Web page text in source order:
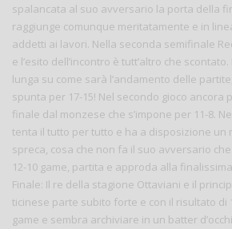
spalancata al suo avversario la porta della
raggiunge comunque meritatamente e in
addetti ai lavori. Nella seconda semifinale
e l’esito dell’incontro è tutt’altro che
lunga su come sarà l’andamento delle
spunta per 17-15! Nel secondo gioco ancora
finale dal monzese che s’impone per 11-8.
tenta il tutto per tutto e ha a disposizione un
spreca, cosa che non fa il suo avversario
12-10 game, partita e approda alla
Finale: Il re della stagione Ottaviani e il
ticinese parte subito forte e con il risultato di
game e sembra archiviare in un batter